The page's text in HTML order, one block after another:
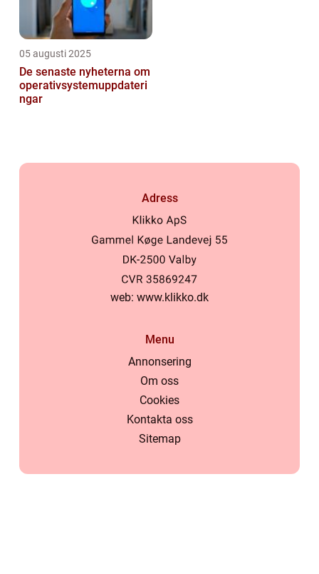
05 augusti 2025
De senaste nyheterna om
operativsystemuppdateri
ngar
Adress
web: www.klikko.dk
Menu
Annonsering
Om oss
Cookies
Kontakta oss
Sitemap